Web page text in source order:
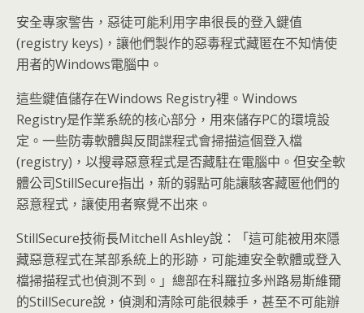
安全專家警告，惡徒可能利用字串很長的登入鍵值
(registry keys)，讓他們製作的惡毒程式藏匿在不知情使
用者的Windows電腦中。
這些鍵值儲存在Windows Registry裡。Windows
Registry是作業系統的核心部分，用來儲存PC的環境設
定。一些防毒軟體與反間諜程式會掃描這個登入檔
(registry)，以搜尋惡意程式是否藏駐在電腦中。但安全軟
體公司StillSecure指出，新的弱點可能讓駭客藏匿他們的
惡意程式，讓使用者察覺不出來。
StillSecure技術長Mitchell Ashley說：「這可能被用來隱
藏惡意程式在某部系統上的形跡，可能連安全軟體或登入
檔掃描程式也偵測不到。」總部在科羅拉多州路易斯維爾
的StillSecure說，偵測和清除可能很棘手，甚至不可能辦